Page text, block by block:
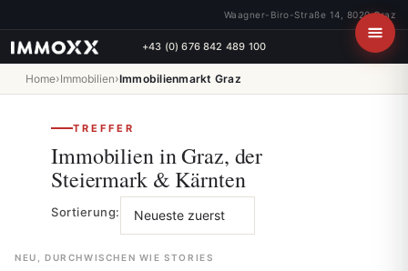
Waagner-Biro-Straße 14, 8020 Graz
+43 (0) 676 842 489 100
Home›Immobilien›Immobilienmarkt Graz
TREFFER
Immobilien in Graz, der
Steiermark & Kärnten
Sortierung:
NEU, DURCHWISCHEN WIE STORIES